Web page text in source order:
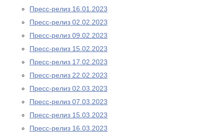
Пресс-релиз 16.01.2023
Пресс-релиз 02.02.2023
Пресс-релиз 09.02.2023
Пресс-релиз 15.02.2023
Пресс-релиз 17.02.2023
Пресс-релиз 22.02.2023
Пресс-релиз 02.03.2023
Пресс-релиз 07.03.2023
Пресс-релиз 15.03.2023
Пресс-релиз 16.03.2023